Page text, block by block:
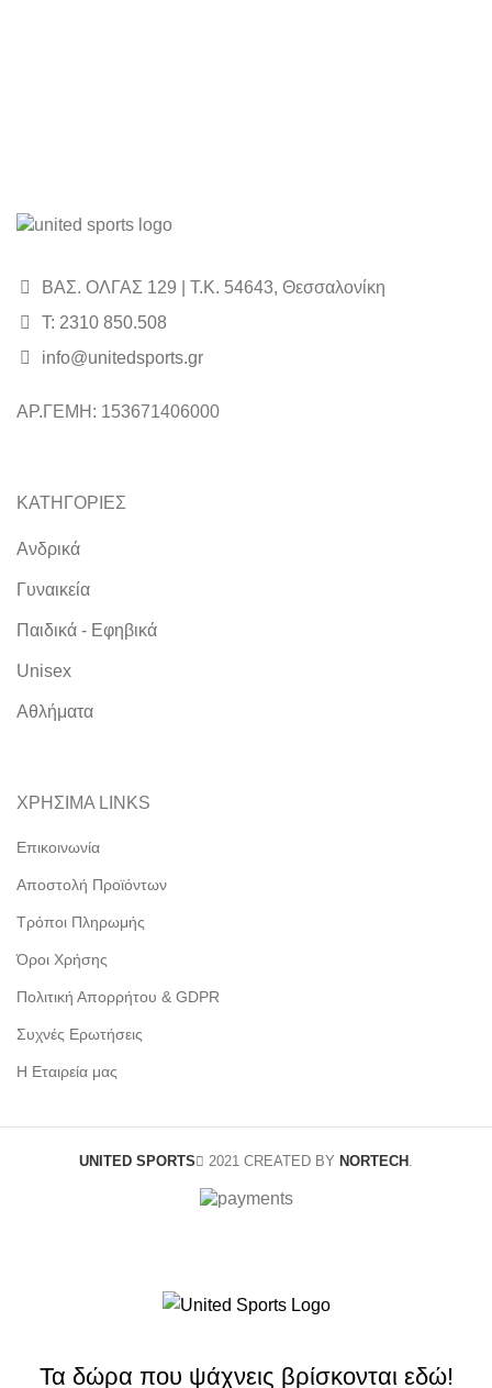
ΒΑΣ. ΟΛΓΑΣ 129 | Τ.Κ. 54643, Θεσσαλονίκη
Τ: 2310 850.508
info@unitedsports.gr
ΑΡ.ΓΕΜΗ: 153671406000
ΚΑΤΗΓΟΡΙΕΣ
Ανδρικά
Γυναικεία
Παιδικά - Εφηβικά
Unisex
Αθλήματα
ΧΡΗΣΙΜΑ LINKS
Επικοινωνία
Αποστολή Προϊόντων
Τρόποι Πληρωμής
Όροι Χρήσης
Πολιτική Απορρήτου & GDPR
Συχνές Ερωτήσεις
Η Εταιρεία μας
UNITED SPORTS 2021 CREATED BY NORTECH
Τα δώρα που ψάχνεις βρίσκονται εδώ!